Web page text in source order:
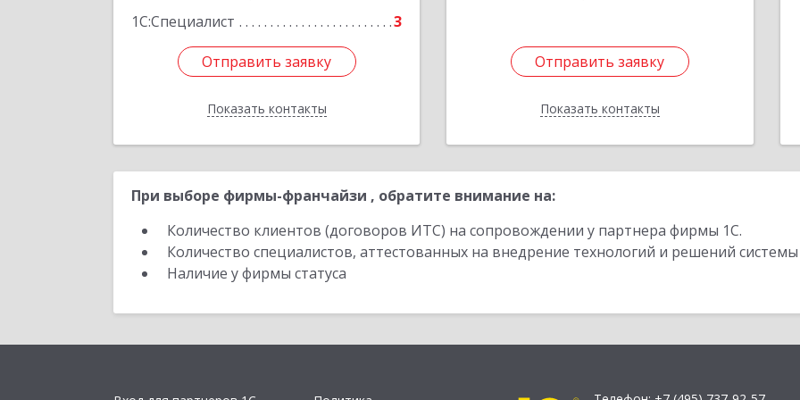
1С:Специалист
3
Отправить заявку
Показать контакты
Отправить заявку
Назад
Отправить заявку
Показать контакты
Отправить заявку
Назад
При выборе фирмы-франчайзи , обратите внимание на:
Количество клиентов (договоров ИТС) на сопровождении у партнера фирмы 1С.
Количество специалистов, аттестованных на внедрение технологий и решений
Наличие у фирмы статуса